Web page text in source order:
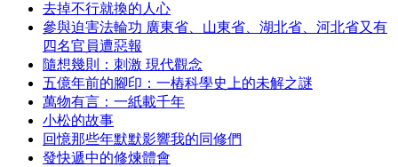
去掉不行就換的人心
參與迫害法輪功 廣東省、山東省、湖北省、河北省又有
四名官員遭惡報
隨想幾則：刺激 現代觀念
五億年前的腳印：一樁科學史上的未解之謎
萬物有言：一紙載千年
小松的故事
回憶那些年默默影響我的同修們
發快遞中的修煉體會